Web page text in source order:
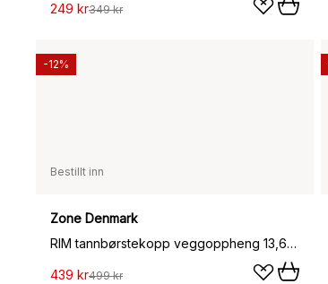
249 kr349 kr
Bestillt inn
Zone Denmark
RIM tannbørstekopp veggoppheng 13,6 cm, White
439 kr499 kr
-12%